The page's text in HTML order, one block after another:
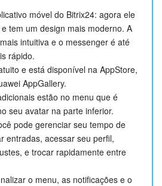
móvel do Bitrix24: agora ele
tem um design mais moderno. A
intuitiva e o messenger é até
rápido.
e está disponível na AppStore,
AppGallery.
estão no menu que é
seu avatar na parte inferior.
pode gerenciar seu tempo de
entradas, acessar seu perfil,
e trocar rapidamente entre
o menu, as notificações e o